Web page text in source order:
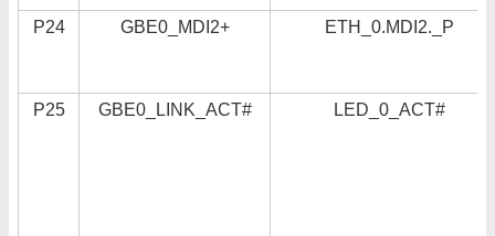
P24 GBE0_MDI2+ ETH_0.MDI2._P
P25 GBE0_LINK_ACT# LED_0_ACT#